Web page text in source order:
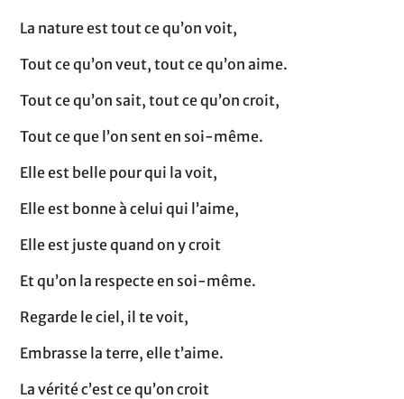
La nature est tout ce qu’on voit,
Tout ce qu’on veut, tout ce qu’on aime.
Tout ce qu’on sait, tout ce qu’on croit,
Tout ce que l’on sent en soi-même.
Elle est belle pour qui la voit,
Elle est bonne à celui qui l’aime,
Elle est juste quand on y croit
Et qu’on la respecte en soi-même.
Regarde le ciel, il te voit,
Embrasse la terre, elle t’aime.
La vérité c’est ce qu’on croit